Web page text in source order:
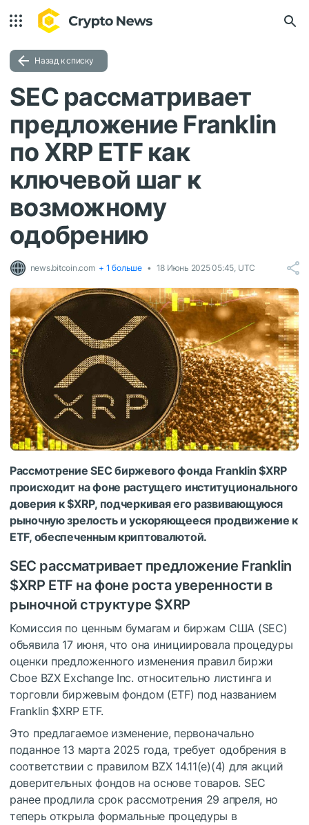
Назад к списку
SEC рассматривает
предложение Franklin
по XRP ETF как
ключевой шаг к
возможному
одобрению
news.bitcoin.com + 1 больше 18 Июнь 2025 05:45, UTC
Рассмотрение SEC биржевого фонда Franklin$XRP
происходит на фоне растущего институционального
доверия к$XRP, подчеркивая его развивающуюся
рыночную зрелость и ускоряющееся продвижение к
ETF, обеспеченным криптовалютой.
SEC рассматривает предложение Franklin
$XRP ETF на фоне роста уверенности в
рыночной структуре $XRP
Комиссия по ценным бумагам и биржам США (SEC)
объявила 17 июня, что она инициировала процедуры
оценки предложенного изменения правил биржи
Cboe BZX Exchange Inc. относительно листинга и
торговли биржевым фондом (ETF) под названием
Franklin $XRPETF.
Это предлагаемое изменение, первоначально
поданное 13 марта 2025 года, требует одобрения в
соответствии с правилом BZX 14.11(e)(4) для акций
доверительных фондов на основе товаров. SEC
ранее продлила срок рассмотрения 29 апреля, но
теперь открыла формальные процедуры в